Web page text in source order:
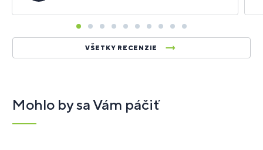
VŠETKY RECENZIE
Mohlo by sa Vám páčiť